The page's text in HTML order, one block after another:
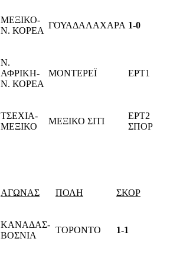
ΜΕΞΙΚΟ-
Ν. ΚΟΡΕΑ
ΓΟΥΑΔΑΛΑΧΑΡΑ 1-0
Ν.
ΑΦΡΙΚΗ-
Ν. ΚΟΡΕΑ
ΜΟΝΤΕΡΕΪ ΕΡΤ1
ΤΣΕΧΙΑ-
ΜΕΞΙΚΟ
ΜΕΞΙΚΟ ΣΙΤΙ
ΕΡΤ2
ΣΠΟΡ
ΑΓΩΝΑΣ ΠΟΛΗ ΣΚΟΡ
ΚΑΝΑΔΑΣ-
ΒΟΣΝΙΑ
ΤΟΡΟΝΤΟ 1-1